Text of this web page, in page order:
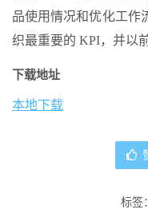
品使用情况和优化工作
织最重要的 KPI，并以
下载地址
本地下载
标签：